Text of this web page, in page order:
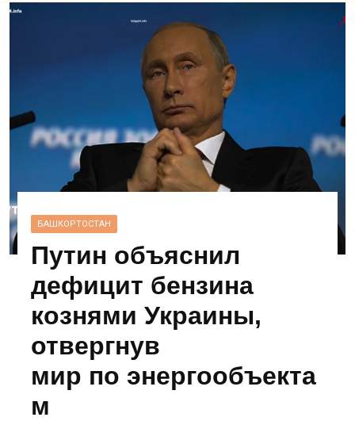
БАШКОРТОСТАН
Путин объяснил
дефицит бензина
кознями Украины,
отвергнув
мир по энергообъекта
м